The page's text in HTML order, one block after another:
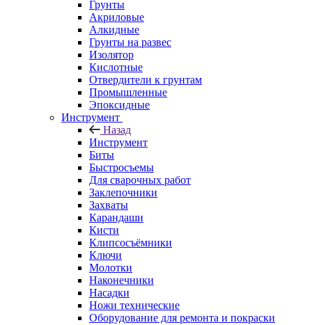
Грунты
Акриловые
Алкидные
Грунты на развес
Изолятор
Кислотные
Отвердители к грунтам
Промышленные
Эпоксидные
Инструмент
Назад
Инструмент
Биты
Быстросъемы
Для сварочных работ
Заклепочники
Захваты
Карандаши
Кисти
Клипсосъёмники
Ключи
Молотки
Наконечники
Насадки
Ножи технические
Оборудование для ремонта и покраски